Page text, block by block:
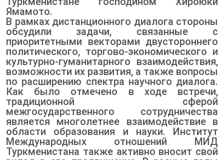
Ямамото.
В рамках дистанционного диалога стороны
обсудили задачи, связанные с
приоритетными векторами двустороннего
политического, торгово-экономического и
культурно-гуманитарного взаимодействия,
возможности их развития, а также вопросы
по расширению спектра научного диалога.
Как было отмечено в ходе встречи,
традиционной сферой
межгосударственного сотрудничества
является многолетнее взаимодействие в
области образования и науки. Институт
Международных отношений МИД
Туркменистана также активно вносит свой